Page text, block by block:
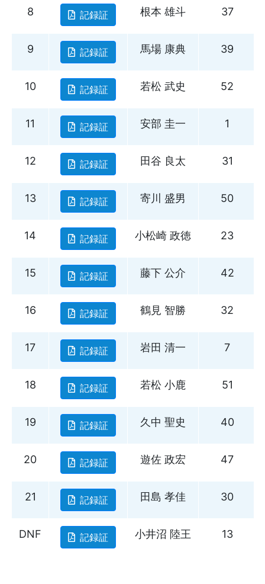
8 記録証 根本 雄斗 37
9 記録証 馬場 康典 39
10 記録証 若松 武史 52
11 記録証 安部 圭一 1
12 記録証 田谷 良太 31
13 記録証 寄川 盛男 50
14 記録証 小松崎 政徳 23
15 記録証 藤下 公介 42
16 記録証 鶴見 智勝 32
17 記録証 岩田 清一 7
18 記録証 若松 小鹿 51
19 記録証 久中 聖史 40
20 記録証 遊佐 政宏 47
21 記録証 田島 孝佳 30
DNF 記録証 小井沼 陸王 13